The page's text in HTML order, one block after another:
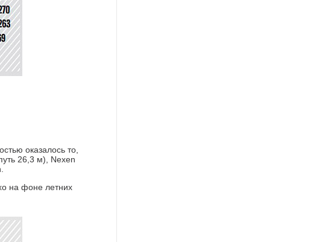
оказалось то,
26,3 м), Nexen
на фоне летних